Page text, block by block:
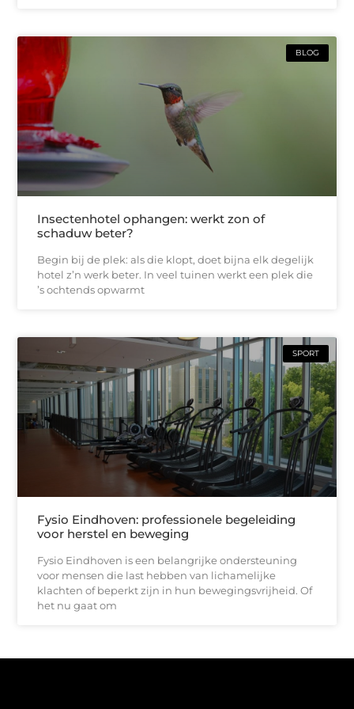
BLOG
Insectenhotel ophangen: werkt zon of
schaduw beter?
Begin bij de plek: als die klopt, doet bijna elk degelijk
hotel z’n werk beter. In veel tuinen werkt een plek die
’s ochtends opwarmt
SPORT
Fysio Eindhoven: professionele begeleiding
voor herstel en beweging
Fysio Eindhoven is een belangrijke ondersteuning
voor mensen die last hebben van lichamelijke
klachten of beperkt zijn in hun bewegingsvrijheid. Of
het nu gaat om